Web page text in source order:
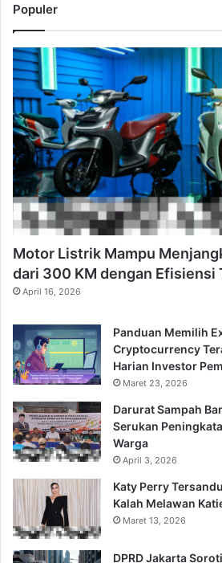
Populer
Motor Listrik Mampu
dari 300 KM dengan Efisiensi
April 16, 2026
Panduan Memilih
Cryptocurrency
Harian Investor
Maret 23, 2026
Darurat Sampah
Serukan
Warga
April 3, 2026
Katy Perry
Kalah Melawan
Maret 13, 2026
DPRD Jakarta